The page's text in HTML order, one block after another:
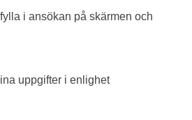
i ansökan på skärmen och
uppgifter i enlighet